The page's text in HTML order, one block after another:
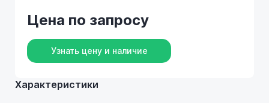
Характеристики
Цена по запросу
Узнать цену и наличие